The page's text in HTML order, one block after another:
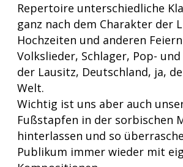
Repertoire unterschiedliche
ganz nach dem Charakter der
Hochzeiten und anderen
Volkslieder, Schlager, Pop-
der Lausitz, Deutschland, ja,
Welt.
Wichtig ist uns aber auch
Fußstapfen in der sorbischen
hinterlassen und so
Publikum immer wieder mit